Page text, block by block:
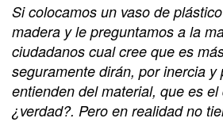
Si colocamos un vaso de
madera y le preguntamos a la
ciudadanos cual cree que es
seguramente dirán, por inercia y
entienden del material, que es el
¿verdad?. Pero en realidad no